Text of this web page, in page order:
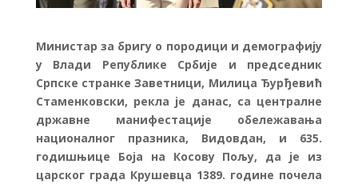
Министар за бригу о породици и демографију
у Влади Републике Србије и председник
Српске странке Заветници, Милица Ђурђевић
Стаменковски, рекла је данас, са централне
државне манифестације обележавања
националног празника, Видовдан, и 635.
годишњице Боја на Косову Пољу, да је из
царског града Крушевца 1389. године почела